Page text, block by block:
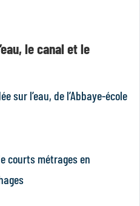
le canal et le
sur l’eau, de l’Abbaye-école
courts métrages en